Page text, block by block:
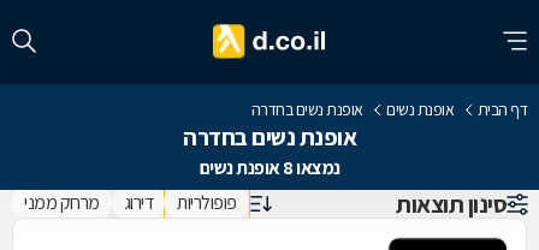
דף הבית אופנת נשים אופנת נשים בחדרה
אופנת נשים בחדרה
נמצאו 8 אופנת נשים
סינון תוצאות פופולריות דירוג מרחק ממני